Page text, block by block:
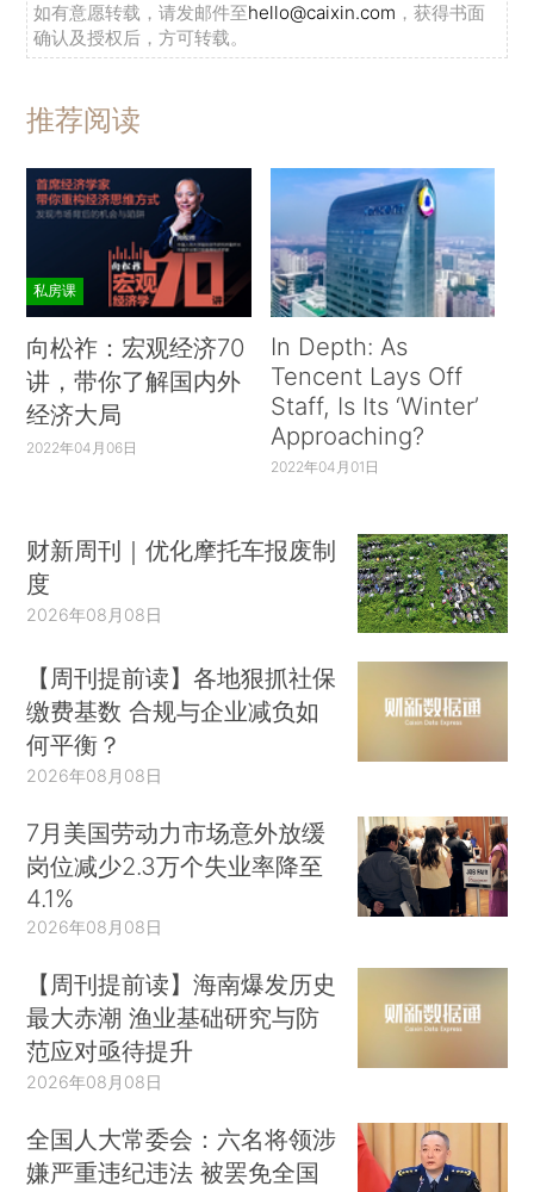
如有意愿转载，请发邮件至hello@caixin.com ，获得书面
确认及授权后，方可转载。
推荐阅读
私房课
向松祚：宏观经济70
讲，带你了解国内外
经济大局
2022年04月06日
In Depth: As
Tencent Lays Off
Staff, Is Its ‘Winter’
Approaching?
2022年04月01日
财新周刊｜优化摩托车报废制
度
2026年08月08日
【周刊提前读】各地狠抓社保
缴费基数 合规与企业减负如
何平衡？
2026年08月08日
7月美国劳动力市场意外放缓
岗位减少2.3万个失业率降至
4.1%
2026年08月08日
【周刊提前读】海南爆发历史
最大赤潮 渔业基础研究与防
范应对亟待提升
2026年08月08日
全国人大常委会：六名将领涉
嫌严重违纪违法 被罢免全国